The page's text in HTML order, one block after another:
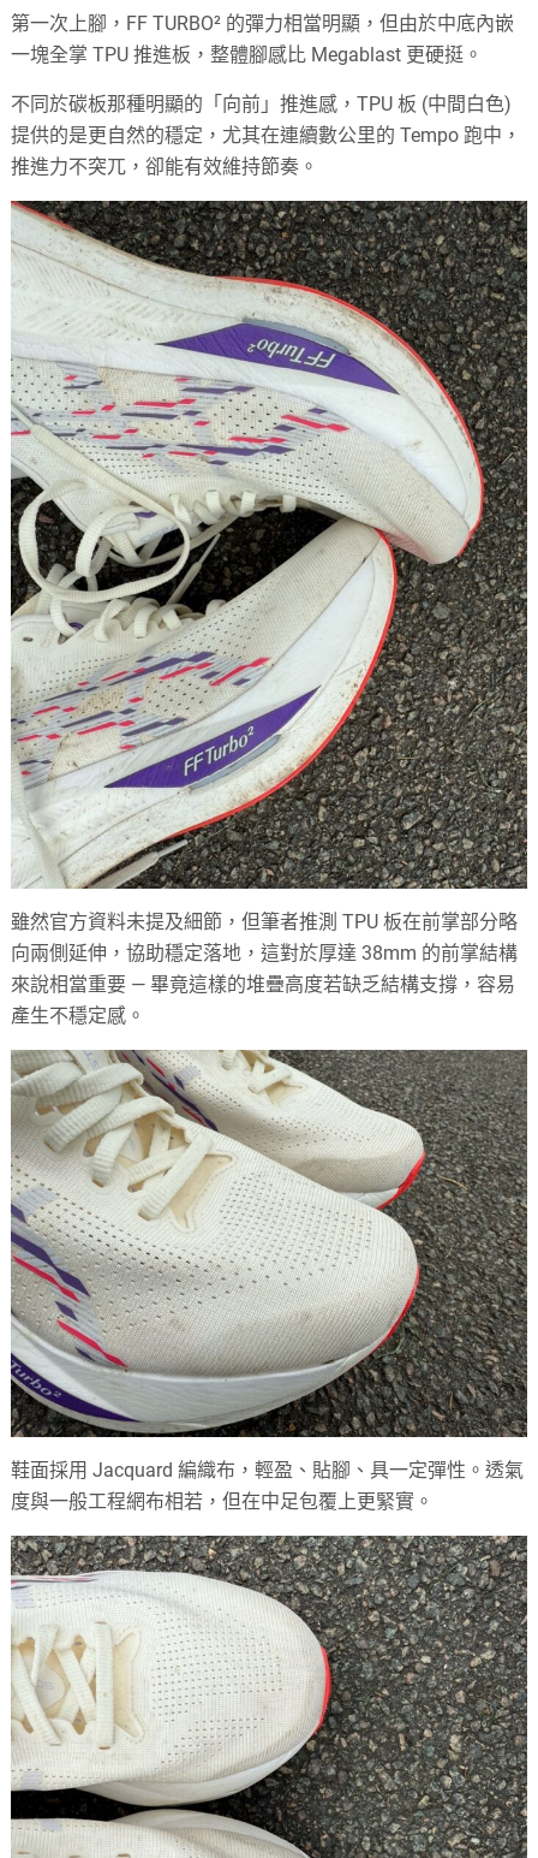
第一次上腳，FF TURBO² 的彈力相當明顯，但由於中底內嵌
一塊全掌 TPU 推進板，整體腳感比 Megablast 更硬挺。
不同於碳板那種明顯的「向前」推進感，TPU 板 (中間白色)
提供的是更自然的穩定，尤其在連續數公里的 Tempo 跑中，
推進力不突兀，卻能有效維持節奏。
雖然官方資料未提及細節，但筆者推測 TPU 板在前掌部分略
向兩側延伸，協助穩定落地，這對於厚達 38mm 的前掌結構
來說相當重要 — 畢竟這樣的堆疊高度若缺乏結構支撐，容易
產生不穩定感。
鞋面採用 Jacquard 編織布，輕盈、貼腳、具一定彈性。透氣
度與一般工程網布相若，但在中足包覆上更緊實。